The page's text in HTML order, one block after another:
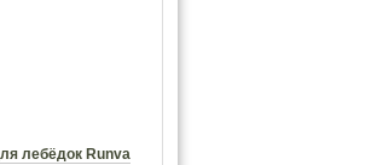
лебёдок Runva